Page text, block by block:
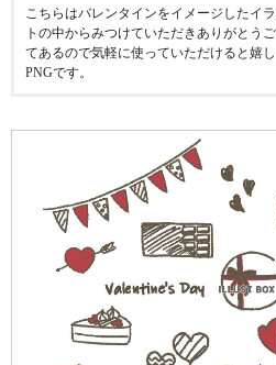
こちらはバレンタインをイメージしたイ
トの中からみつけていただきありがとう
てあるので気軽に使っていただけると嬉
PNGです。